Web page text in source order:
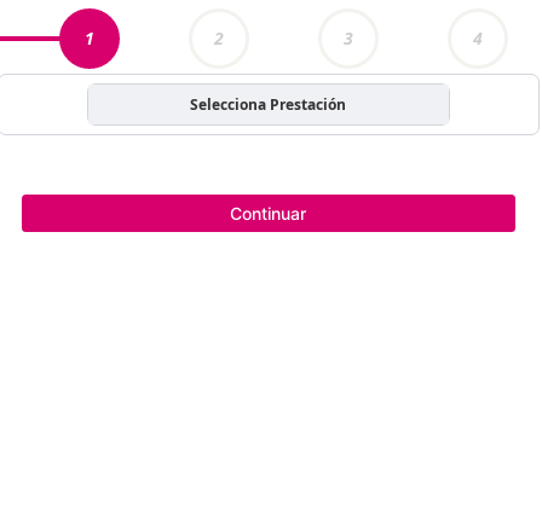
1 2 3 4
Selecciona Prestación
Continuar